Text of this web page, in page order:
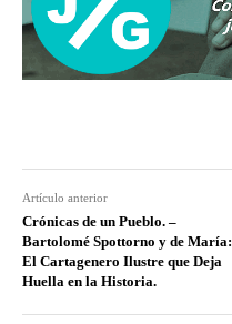
Artículo anterior
Crónicas de un Pueblo. –
Bartolomé Spottorno y de María:
El Cartagenero Ilustre que Deja
Huella en la Historia.